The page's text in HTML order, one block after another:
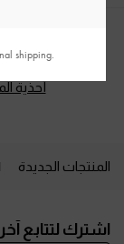
أحذية
المنتجات الجديدة
اشترك لتتابع
shipping.